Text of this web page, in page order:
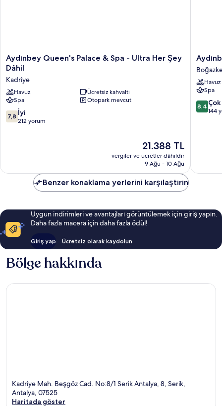
Aydınbey
Queen's
&
Spa
-
Ultra
Her
Aydınbey Queen's Palace & Spa - Ultra Her Şey
Dâhil
Kadriye
Havuz
Ücretsiz kahvaltı
Spa
Otopark mevcut
10
üzerinden
7,8 İyi
212 yorum
Güncel
fiyat:
21.388 TL
21.388 TL
vergiler ve ücretler dâhildir
9 Ağu - 10 Ağu
Famous
Resort
-
Ultra
Her
Şey
Havuz
Spa
10
8,4
144
Benzer konaklama yerlerini karşılaştırın
Uygun indirimleri ve avantajları görüntülemek için giriş yapın.
Daha fazla macera için daha fazla ödül!
Giriş yap Ücretsiz olarak kaydolun
Bölge hakkında
Kadriye Mah. Beşgöz Cad. No:8/1 Serik Antalya, 8, Serik,
Antalya, 07525
Haritada göster